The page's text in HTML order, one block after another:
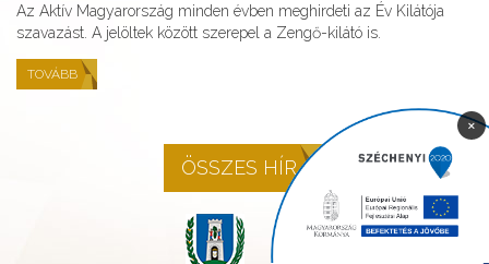
Az Aktív Magyarország minden évben meghirdeti az Év Kilátója
szavazást. A jelöltek között szerepel a Zengő-kilátó is.
TOVÁBB
ÖSSZES HÍR
×